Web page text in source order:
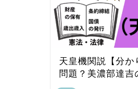
天皇機関説【分か
問題？美濃部達吉